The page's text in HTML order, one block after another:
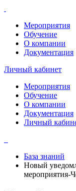
Мероприятия
Обучение
О компании
Документация
Личный кабинет
Мероприятия
Обучение
О компании
Документация
Личный
База знаний
Новый
мероприятия-